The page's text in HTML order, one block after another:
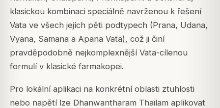
klasickou kombinaci speciálně navrženou k řešení
Vata ve všech jejích pěti podtypech (Prana, Udana,
Vyana, Samana a Apana Vata), což ji činí
pravděpodobně nejkomplexnější Vata-cílenou
formulí v klasické farmakopei.
Pro lokální aplikaci na konkrétní oblasti ztuhlosti
nebo napětí lze Dhanwantharam Thailam aplikovat